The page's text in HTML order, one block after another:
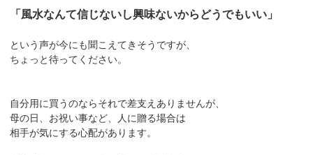
「風水なんて信じないし興味ないからどうでもいい」
という声が今にも聞こえてきそうですが、
ちょっと待ってください。
自分用に買うのならそれで差支えありませんが、
母の日、お祝い事など、人に贈る場合は
相手が気にする心配があります。